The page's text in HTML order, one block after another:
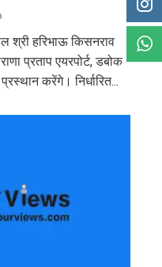
श्री हरिभाऊ किसनराव
प्रताप एयरपोर्ट, डबोक
करेंगे। निर्धारित...